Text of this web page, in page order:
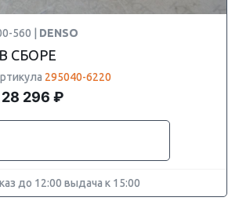
560 | DENSO
СБОРЕ
295040-6220
28 296 ₽
до 12:00 выдача к 15:00